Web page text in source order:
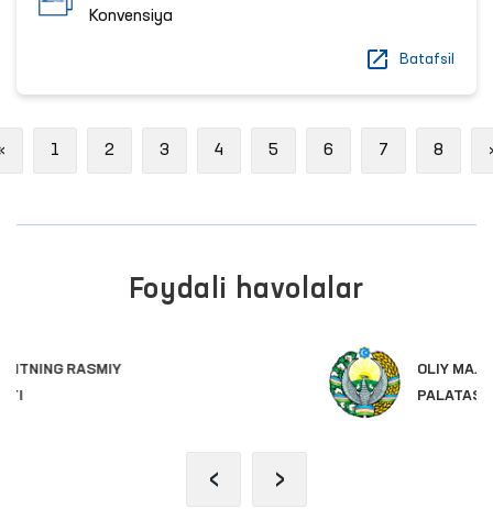
Konvensiya
Batafsil
Previous
1 2 3 4 5 6 7 8
Foydali havolalar
OLIY MAJLIS QONUNCHILIK
‹ ›